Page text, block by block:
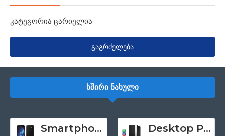
კატეგორია ცარიელია
ᲒᲐᲒᲠᲫᲔᲚᲔᲑᲐ
ᲮᲨᲘᲠᲘ ᲜᲐᲮᲣᲚᲘ
Smartphone 5.2" Samsung Galaxy A5 (2017), 4G, Samsung Exynos 7880, 3GB/32GB, ორმაგი SIM, NFC, რადიო, Android 6, შავი (მეორადი პროდუქტის კლასი - A) Desktop PC კომპიუტერი HP ProDesk 400 G5 Tower, Intel Core i5 8500 (6 თაობა), 8GB ოპერატიული, 256GB SSD მყარი დისკი, DisplayPort, DVD, Windows 11 Pro (მოერადი პროდუქციის კლასი - ა)